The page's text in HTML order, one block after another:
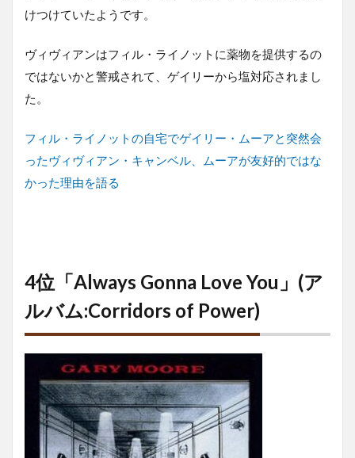
けつけていたようです。
ヴィヴィアンはフィル・ライノットに薬物を提供するの
ではないかと警戒されて、ゲイリーから塩対応されまし
た。
フィル・ライノットの自宅でゲイリー・ムーアと突然会
ったヴィヴィアン・キャンベル、ムーアが友好的ではな
かった理由を語る
4位「Always Gonna Love You」(ア
ルバム:Corridors of Power)